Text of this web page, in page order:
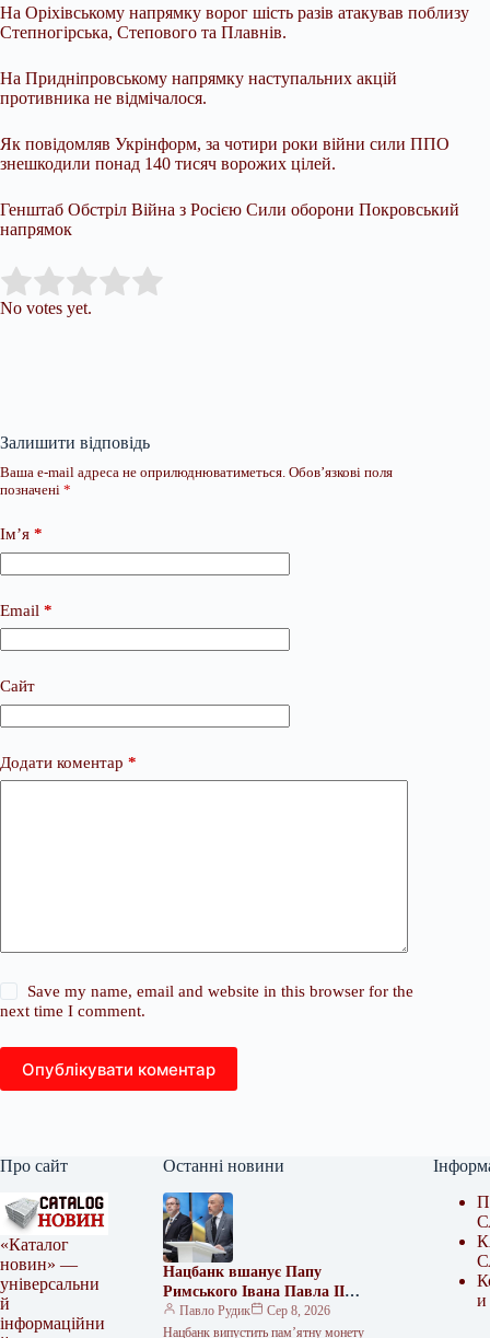
На Оріхівському напрямку ворог шість разів атакував поблизу
Степногірська, Степового та Плавнів.
На Придніпровському напрямку наступальних акцій
противника не відмічалося.
Як повідомляв Укрінформ, за чотири роки війни сили ППО
знешкодили понад 140 тисяч ворожих цілей.
Генштаб Обстріл Війна з Росією Сили оборони Покровський
напрямок
Rate this item:
No votes yet.
Залишити відповідь
Ваша e-mail адреса не оприлюднюватиметься. Обов’язкові поля
позначені *
Ім’я *
Email *
Сайт
Додати коментар *
Save my name, email and website in this browser for the
next time I comment.
Опублікувати коментар
Про сайт
«Каталог
новин» —
універсальни
й
інформаційни
Останні новини
Нацбанк вшанує Папу
Римського Івана Павла II
пам’ятною монетою
Павло Рудик
Сер 8, 2026
Нацбанк випустить пам’ятну монету
и